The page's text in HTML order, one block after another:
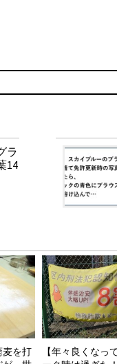
ラ
14
麦を打
【年々良くなっ